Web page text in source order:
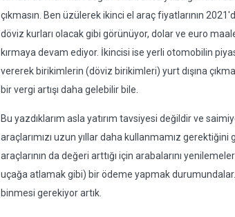
çıkmasın. Ben üzülerek ikinci el araç fiyatlarının
döviz kurları olacak gibi görünüyor, dolar ve euro
kırmaya devam ediyor. İkincisi ise yerli otomobilin
vererek birikimlerin (döviz birikimleri) yurt dışına
bir vergi artışı daha gelebilir bile.
Bu yazdıklarım asla yatırım tavsiyesi değildir ve
araçlarımızı uzun yıllar daha kullanmamız
araçlarının da değeri arttığı için arabalarını
uçağa atlamak gibi) bir ödeme yapmak
binmesi gerekiyor artık.